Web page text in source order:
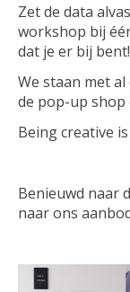
Zet de data
workshop bij
dat je er bij bent!
We staan met
de pop-up shop
Being creative
Benieuwd naar
naar ons